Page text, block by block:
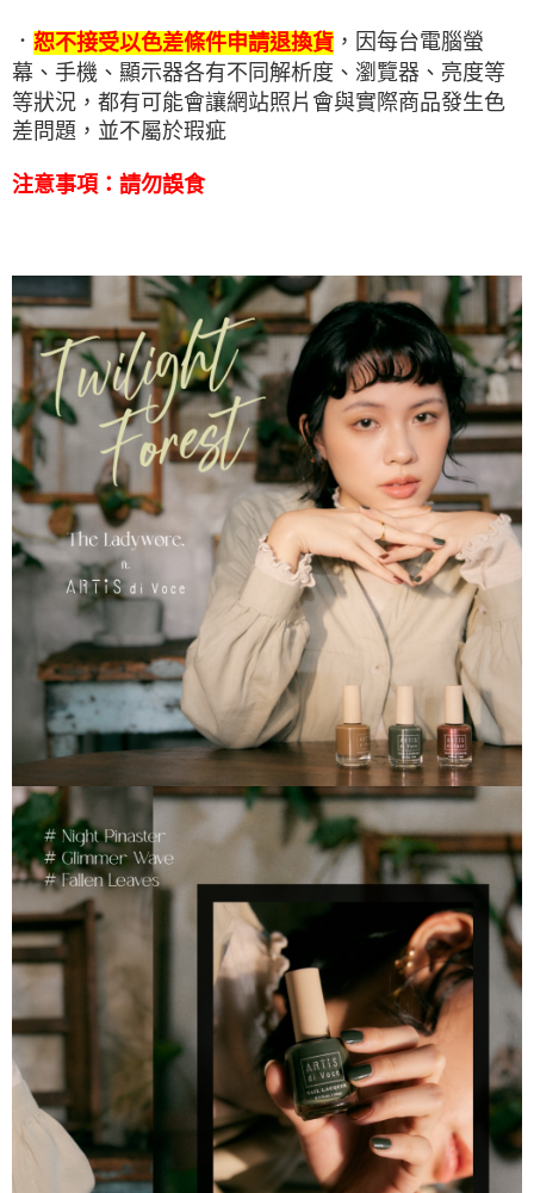
． 恕不接受以色差條件申請退換貨 ，因每台電腦螢
幕、手機、顯示器各有不同解析度、瀏覽器、亮度等
等狀況，都有可能會讓網站照片會與實際商品發生色
差問題，並不屬於瑕疵
注意事項： 請勿誤食